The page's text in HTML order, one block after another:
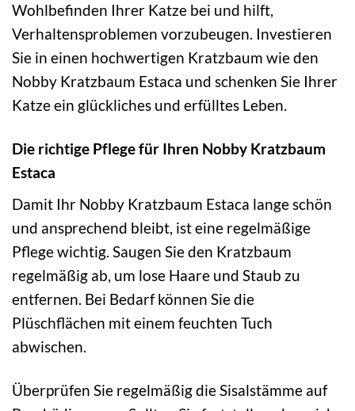
Wohlbefinden Ihrer Katze bei und hilft,
Verhaltensproblemen vorzubeugen. Investieren
Sie in einen hochwertigen Kratzbaum wie den
Nobby Kratzbaum Estaca und schenken Sie Ihrer
Katze ein glückliches und erfülltes Leben.
Die richtige Pflege für Ihren Nobby Kratzbaum
Estaca
Damit Ihr Nobby Kratzbaum Estaca lange schön
und ansprechend bleibt, ist eine regelmäßige
Pflege wichtig. Saugen Sie den Kratzbaum
regelmäßig ab, um lose Haare und Staub zu
entfernen. Bei Bedarf können Sie die
Plüschflächen mit einem feuchten Tuch
abwischen.
Überprüfen Sie regelmäßig die Sisalstämme auf